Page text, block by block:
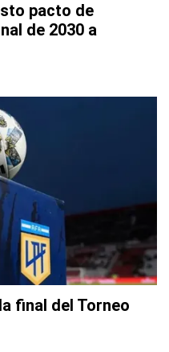
pacto de
de 2030 a
final del Torneo